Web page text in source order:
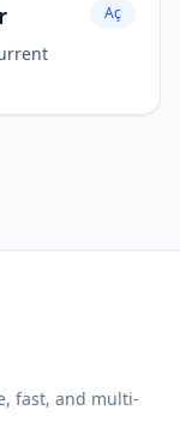
Aç
fast, and multi-